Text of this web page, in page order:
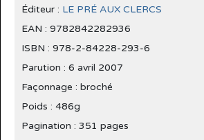
Éditeur : LE PRÉ AUX CLERCS
EAN : 9782842282936
ISBN : 978-2-84228-293-6
Parution : 6 avril 2007
Façonnage : broché
Poids : 486g
Pagination : 351 pages